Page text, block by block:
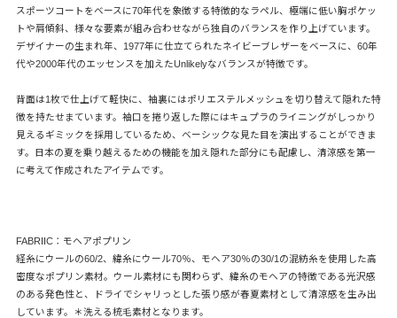
スポーツコートをベースに70年代を象徴する特徴的なラペル、極端に低い胸ポケッ
トや肩傾斜、様々な要素が組み合わせながら独自のバランスを作り上げています。
デザイナーの生まれ年、1977年に仕立てられたネイビーブレザーをベースに、60年
代や2000年代のエッセンスを加えたUnlikelyなバランスが特徴です。
背面は1枚で仕上げて軽快に、袖裏にはポリエステルメッシュを切り替えて隠れた特
徴を持たせまています。袖口を捲り返した際にはキュプラのライニングがしっかり
見えるギミックを採用しているため、ベーシックな見た目を演出することができま
す。日本の夏を乗り越えるための機能を加え隠れた部分にも配慮し、清涼感を第一
に考えて作成されたアイテムです。
FABRIIC：モヘアポプリン
経糸にウールの60/2、緯糸にウール70％、モヘア30％の30/1の混紡糸を使用した高
密度なポプリン素材。ウール素材にも関わらず、緯糸のモヘアの特徴である光沢感
のある発色性と、ドライでシャリっとした張り感が春夏素材として清涼感を生み出
しています。＊洗える梳毛素材となります。